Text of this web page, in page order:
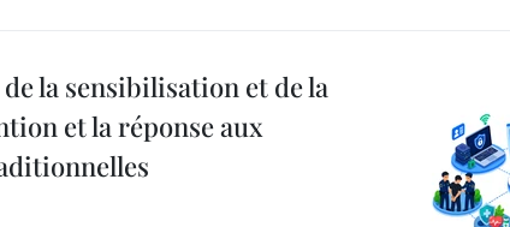
la sensibilisation et de la
et la réponse aux